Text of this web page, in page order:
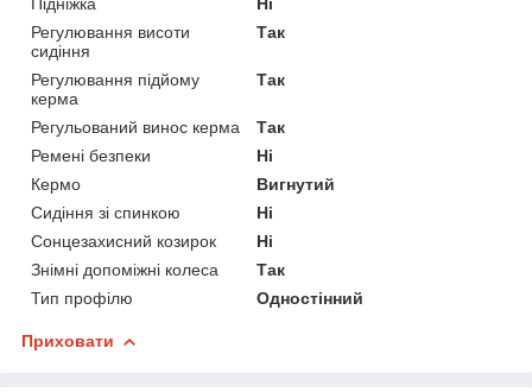
Регулювання висоти
сидіння
Так
Регулювання підйому
керма
Так
Регульований винос керма
Так
Ремені безпеки
Ні
Кермо
Вигнутий
Сидіння зі спинкою
Ні
Сонцезахисний козирок
Ні
Знімні допоміжні колеса
Так
Тип профілю
Одностінний
Приховати